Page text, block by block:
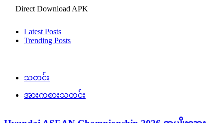
Direct Download APK
Latest Posts
Trending Posts
သတင်း
အားကစားသတင်း